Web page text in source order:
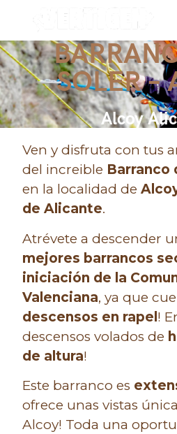
SOLER –
Alcoy
Ven y disfruta con tus
del increible Barranco
en la localidad de
de Alicante.
Atrévete a descender
mejores barrancos
iniciación de la
Valenciana, ya que
descensos en rapel !
descensos volados de
de altura!
Este barranco es
ofrece unas vistas
Alcoy! Toda una